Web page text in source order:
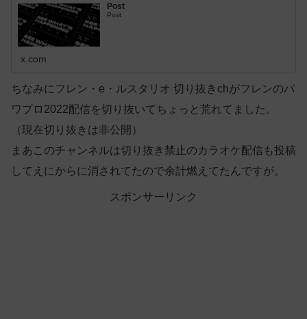
Post
Post
x.com
ちなみにフレン・e・ルスタリオ 切り抜きchがフレンのパ
ワプロ2022配信を切り抜いてちょっと荒れてました。
（現在切り抜きは非公開）
まあこのチャンネルは切り抜き禁止のカラオケ配信も投稿
してえにからに消されてたので余計燃えてたんですが。
スポンサーリンク